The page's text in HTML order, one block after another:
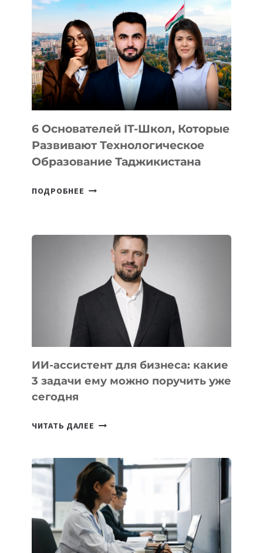
ВНЕШНЕГО
ВИДА
НОВОГО
УСТРОЙСТВА
ОТ
OPENAI
6 Основателей IT-Школ, Которые
Развивают Технологическое
Образование Таджикистана
ПОДРОБНЕЕ
КОТОРЫЕ
РАЗВИВАЮТ
ТЕХНОЛОГИЧЕСКОЕ
ОБРАЗОВАНИЕ
ТАДЖИКИСТАНА
ИИ-ассистент для бизнеса: какие
3 задачи ему можно поручить уже
сегодня
ЧИТАТЬ ДАЛЕЕ ИИ-
БИЗНЕСА:
КАКИЕ
3
ЗАДАЧИ
ЕМУ
МОЖНО